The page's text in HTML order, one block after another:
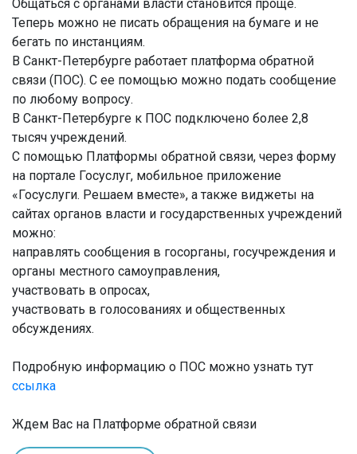
Общаться с органами власти становится проще.
Теперь можно не писать обращения на бумаге и не
бегать по инстанциям.
В Санкт-Петербурге работает платформа обратной
связи (ПОС). С ее помощью можно подать сообщение
по любому вопросу.
В Санкт-Петербурге к ПОС подключено более 2,8
тысяч учреждений.
С помощью Платформы обратной связи, через форму
на портале Госуслуг, мобильное приложение
«Госуслуги. Решаем вместе», а также виджеты на
сайтах органов власти и государственных учреждений
можно:
направлять сообщения в госорганы, госучреждения и
органы местного самоуправления,
участвовать в опросах,
участвовать в голосованиях и общественных
обсуждениях.
Подробную информацию о ПОС можно узнать тут
ссылка
Ждем Вас на Платформе обратной связи